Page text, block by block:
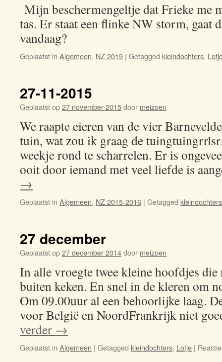
Mijn beschermengeltje dat Frieke me
tas. Er staat een flinke NW storm, gaat
vandaag?
Geplaatst in Algemeen, NZ 2019 | Getagged kleindochters,
27-11-2015
Geplaatst op27 november 2015door meizoen
We raapte eieren van de vier
tuin, wat zou ik graag de
weekje rond te scharrelen. Er is
ooit door iemand met veel liefde is
→
Geplaatst in Algemeen, NZ 2015-2016 | Getagged kleindochters
27 december
Geplaatst op27 december 2014door meizoen
In alle vroegte twee kleine hoofdjes die
buiten keken. En snel in de kleren om
Om 09.00uur al een behoorlijke laag.
voor België en NoordFrankrijk niet
verder →
Geplaatst in Algemeen | Getagged kleindochters, Lotje |